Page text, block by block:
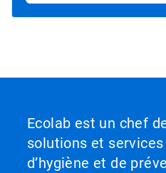
Ecolab est un chef
solutions et services
d’hygiène et de